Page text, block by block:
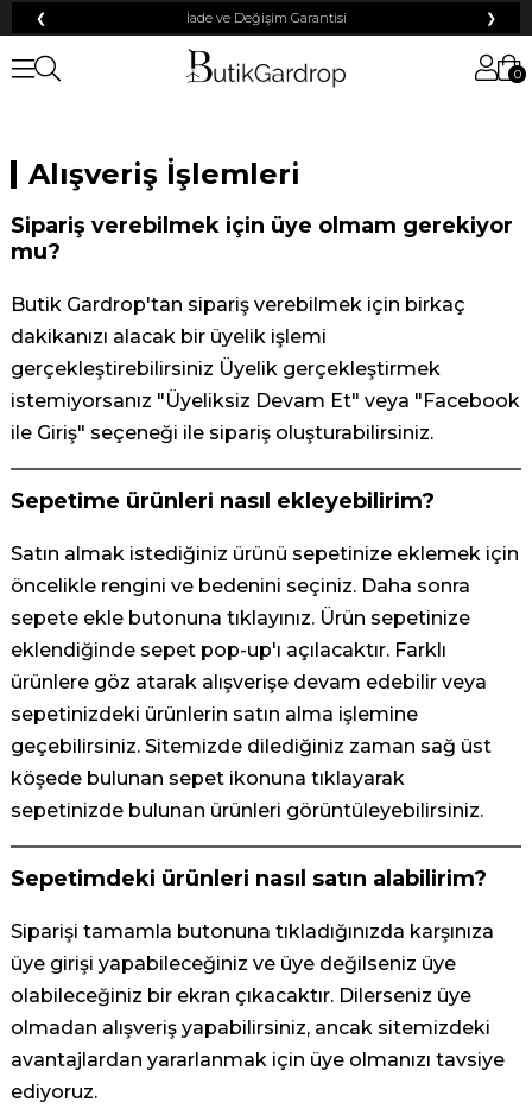
❮ İade ve Değişim Garantisi ❯
0
Alışveriş İşlemleri
Sipariş verebilmek için üye olmam gerekiyor
mu?
Butik Gardrop'tan sipariş verebilmek için birkaç
dakikanızı alacak bir üyelik işlemi
gerçekleştirebilirsiniz Üyelik gerçekleştirmek
istemiyorsanız "Üyeliksiz Devam Et" veya "Facebook
ile Giriş" seçeneği ile sipariş oluşturabilirsiniz.
Sepetime ürünleri nasıl ekleyebilirim?
Satın almak istediğiniz ürünü sepetinize eklemek için
öncelikle rengini ve bedenini seçiniz. Daha sonra
sepete ekle butonuna tıklayınız. Ürün sepetinize
eklendiğinde sepet pop-up'ı açılacaktır. Farklı
ürünlere göz atarak alışverişe devam edebilir veya
sepetinizdeki ürünlerin satın alma işlemine
geçebilirsiniz. Sitemizde dilediğiniz zaman sağ üst
köşede bulunan sepet ikonuna tıklayarak
sepetinizde bulunan ürünleri görüntüleyebilirsiniz.
Sepetimdeki ürünleri nasıl satın alabilirim?
Siparişi tamamla butonuna tıkladığınızda karşınıza
üye girişi yapabileceğiniz ve üye değilseniz üye
olabileceğiniz bir ekran çıkacaktır. Dilerseniz üye
olmadan alışveriş yapabilirsiniz, ancak sitemizdeki
avantajlardan yararlanmak için üye olmanızı tavsiye
ediyoruz.